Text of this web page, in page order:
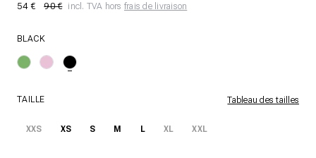
54 € 90 € incl. TVA hors frais de livraison
BLACK
TAILLE Tableau des tailles
XXS XS S M L XL XXL